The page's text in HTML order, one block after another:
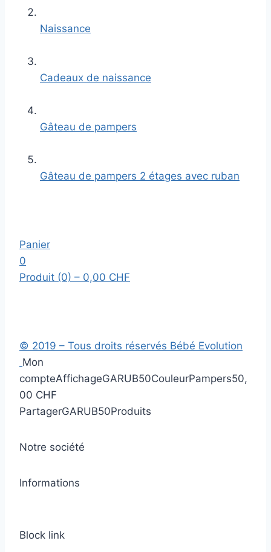
Naissance
Cadeaux de naissance
Gâteau de pampers
Gâteau de pampers 2 étages avec ruban
Panier
0
Produit (0) – 0,00 CHF
© 2019 – Tous droits réservés Bébé Evolution
Mon
compteAffichageGARUB50CouleurPampers50,
00 CHF
PartagerGARUB50Produits
Notre société
Informations
Block link